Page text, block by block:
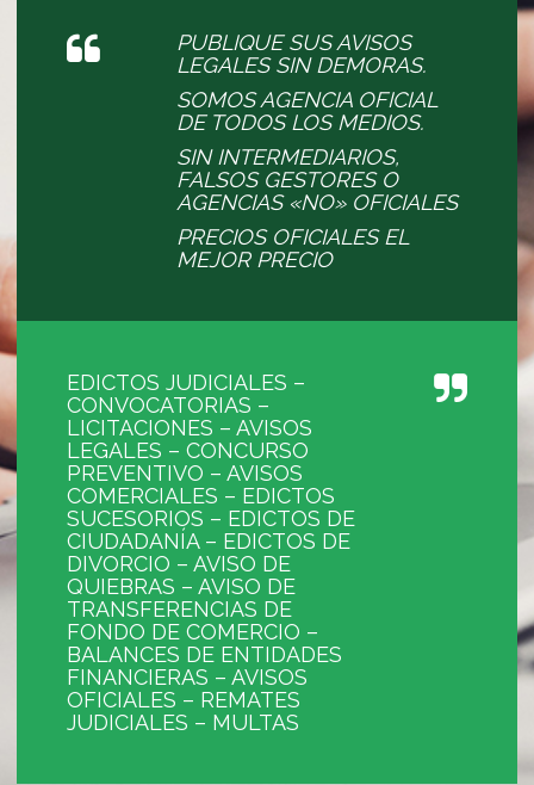
PUBLIQUE SUS AVISOS
LEGALES SIN DEMORAS.
SOMOS AGENCIA OFICIAL
DE TODOS LOS MEDIOS.
SIN INTERMEDIARIOS,
FALSOS GESTORES O
AGENCIAS «NO» OFICIALES
PRECIOS OFICIALES EL
MEJOR PRECIO
EDICTOS JUDICIALES –
CONVOCATORIAS –
LICITACIONES – AVISOS
LEGALES – CONCURSO
PREVENTIVO – AVISOS
COMERCIALES – EDICTOS
SUCESORIOS – EDICTOS DE
CIUDADANÍA – EDICTOS DE
DIVORCIO – AVISO DE
QUIEBRAS – AVISO DE
TRANSFERENCIAS DE
FONDO DE COMERCIO –
BALANCES DE ENTIDADES
FINANCIERAS – AVISOS
OFICIALES – REMATES
JUDICIALES – MULTAS